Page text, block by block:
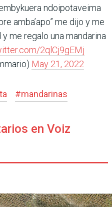
ndoipotaveima
amba’apo” me dijo y me
me regalo una mandarina
2qlCj9gEMj
May 21, 2022
#mandarinas
en Voiz